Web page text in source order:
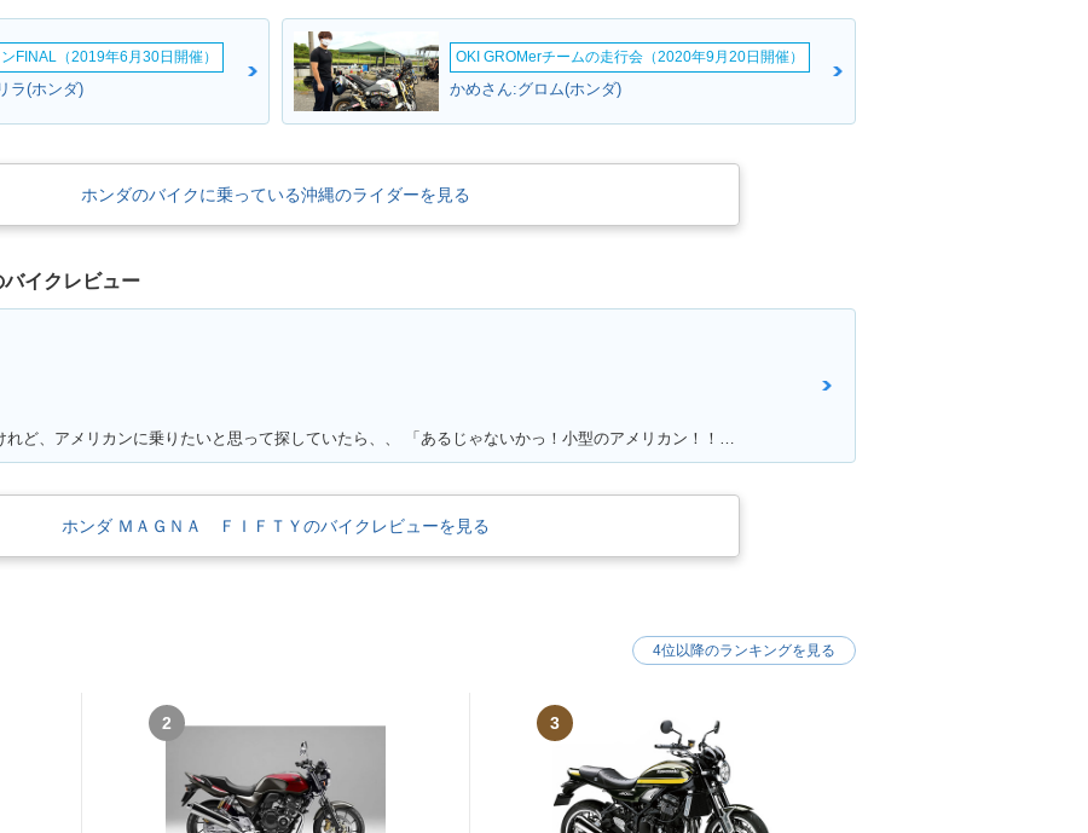
FINAL（2019年6月30日開催）
ラ(ホンダ)
OKI GROMerチームの走行会（2020年9月20日開催）
かめさん:グロム(ホンダ)
ホンダのバイクに乗っている沖縄のライダーを見る
イクレビュー
満足ポイント:普通免許しか持ってないけれど、アメリカンに乗りたいと思って探していたら、、 「あるじゃないかっ！小型のアメリカン！！」 50ccバイクの中では重厚感が有りますが、同メーカーで原付の「DIO」と同じ重量（80kg前後）なので取り回しも楽々♪ 足つきも良く、背の低い女の子でも余裕で乗りまわせます。 一番の魅力は低燃費。カブと同じエンジンを使っていて、燃費と耐久性に優れています。 私の所感ですが、ガソリンが全然減らないです（笑） 普通免許・原付免許で乗れますがギア4速のマニュアルですので、 原付とは言えど操作が異なります。購入する際はご注意を！
ホンダ ＭＡＧＮＡ ＦＩＦＴＹのバイクレビューを見る
2 3
4位以降のランキングを見る